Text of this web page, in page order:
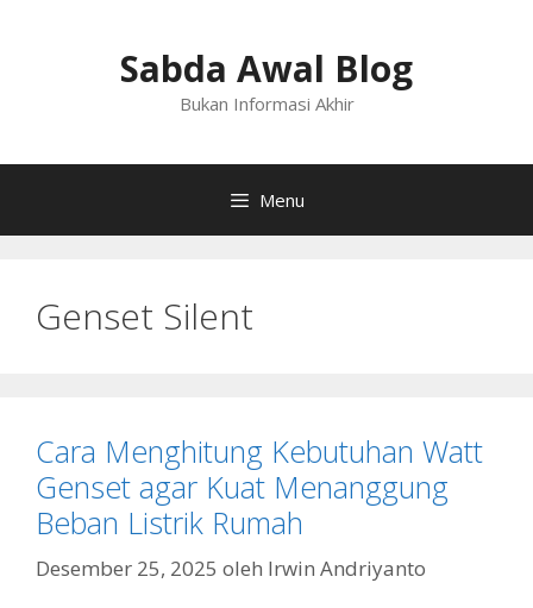
Sabda Awal Blog
Bukan Informasi Akhir
Menu
Genset Silent
Cara Menghitung Kebutuhan Watt
Genset agar Kuat Menanggung
Beban Listrik Rumah
Desember 25, 2025 oleh Irwin Andriyanto